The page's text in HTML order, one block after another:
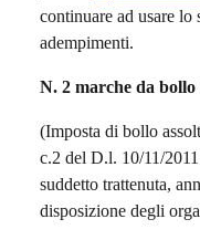
continuare ad usare lo
adempimenti.
N. 2 marche da bollo
(Imposta di bollo
c.2 del D.l. 10/11/
suddetto trattenuta,
disposizione degli